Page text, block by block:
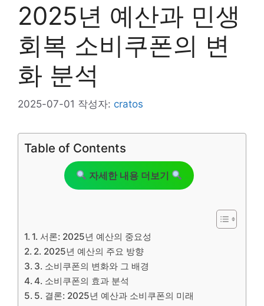
2025년 예산과 민생
회복 소비쿠폰의 변
화 분석
2025-07-01 작성자: cratos
Table of Contents
자세한 내용 더보기
1. 서론: 2025년 예산의 중요성
2. 2025년 예산의 주요 방향
3. 소비쿠폰의 변화와 그 배경
4. 소비쿠폰의 효과 분석
5. 결론: 2025년 예산과 소비쿠폰의 미래